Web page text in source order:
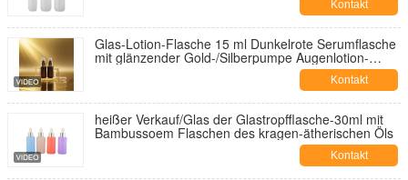
Kontakt
Glas-Lotion-Flasche 15 ml Dunkelrote Serumflasche
mit glänzender Gold-/Silberpumpe Augenlotion-
Flasche Pumpflasche Kosmetikflasche OEMKontakt
heißer Verkauf/Glas der Glastropfflasche-30ml mit
Bambussoem Flaschen des kragen-ätherischen Öls
Kontakt